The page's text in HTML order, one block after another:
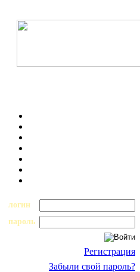
логин
пароль
Регистрация
Забыли свой пароль?